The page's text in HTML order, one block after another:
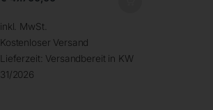
inkl. MwSt.
Kostenloser Versand
Lieferzeit: Versandbereit in KW
31/2026